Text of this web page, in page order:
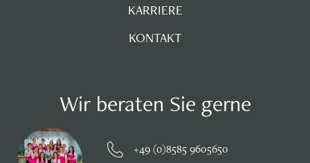
KARRIERE
KONTAKT
Wir beraten Sie gerne
+49 (0)8585 9605650